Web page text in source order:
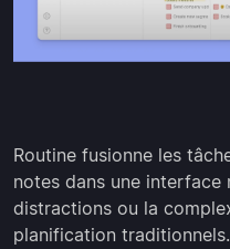
Routine fusionne les
notes dans une interface
distractions ou la
planification traditionnels.